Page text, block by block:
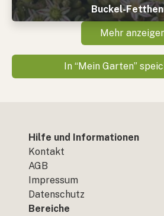
Buckel-
Mehr
In “Mein Garten”
Hilfe und Informationen
Kontakt
AGB
Impressum
Datenschutz
Bereiche